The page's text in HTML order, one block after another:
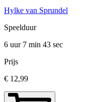
Hylke van Sprundel
Speelduur
6 uur 7 min 43 sec
Prijs
€ 12,99